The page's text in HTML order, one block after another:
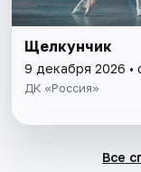
Щелкунчик
9 декабря 2026 •
ДК «Россия»
Все